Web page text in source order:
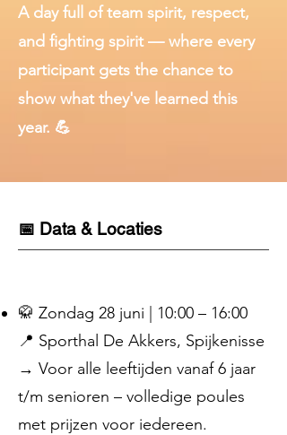
A day full of team spirit, respect,
and fighting spirit — where every
participant gets the chance to
show what they've learned this
year. 💪
📅 Data & Locaties
🥋 Zondag 28 juni | 10:00 – 16:00
📍 Sporthal De Akkers, Spijkenisse
→ Voor alle leeftijden vanaf 6 jaar
t/m senioren – volledige poules
met prijzen voor iedereen.